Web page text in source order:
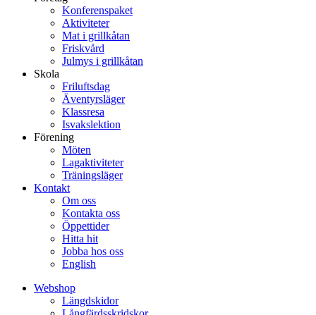
Konferenspaket
Aktiviteter
Mat i grillkåtan
Friskvård
Julmys i grillkåtan
Skola
Friluftsdag
Äventyrsläger
Klassresa
Isvakslektion
Förening
Möten
Lagaktiviteter
Träningsläger
Kontakt
Om oss
Kontakta oss
Öppettider
Hitta hit
Jobba hos oss
English
Webshop
Längdskidor